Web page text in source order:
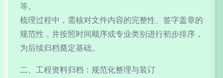
等。
梳理过程中，需核对文件内容的完整性、签字盖章的
规范性，并按照时间顺序或专业类别进行初步排序，
为后续归档奠定基础。
二、工程资料归档：规范化整理与装订